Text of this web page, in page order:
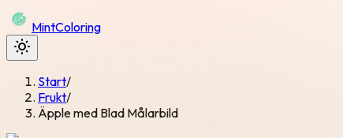
MintColoring
Start/
Frukt/
Äpple med Blad Målarbild